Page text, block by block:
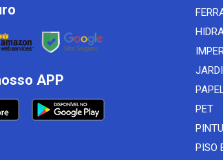
APP
PET
PISO